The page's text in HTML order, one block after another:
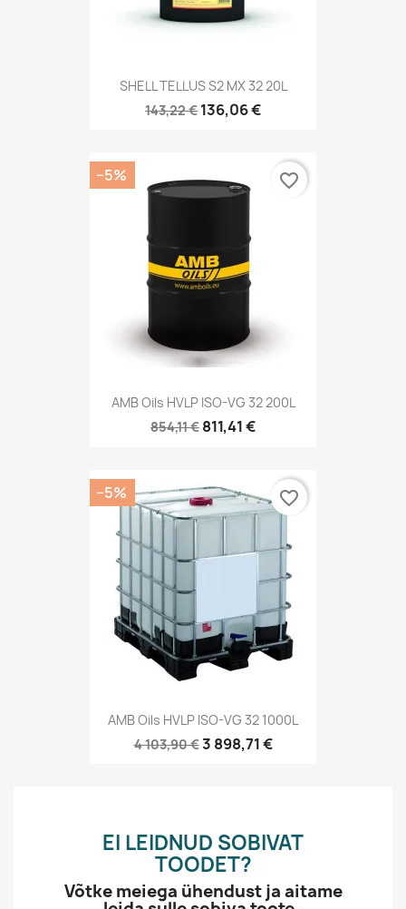
SHELL TELLUS S2 MX 32 20L
143,22 € 136,06 €
AMB Oils HVLP ISO-VG 32 200L
854,11 € 811,41 €
−5% favorite_border
AMB Oils HVLP ISO-VG 32 1000L
4 103,90 €3 898,71 €
−5% favorite_border
EI LEIDNUD SOBIVAT
TOODET?
Võtke meiega ühendust ja aitame